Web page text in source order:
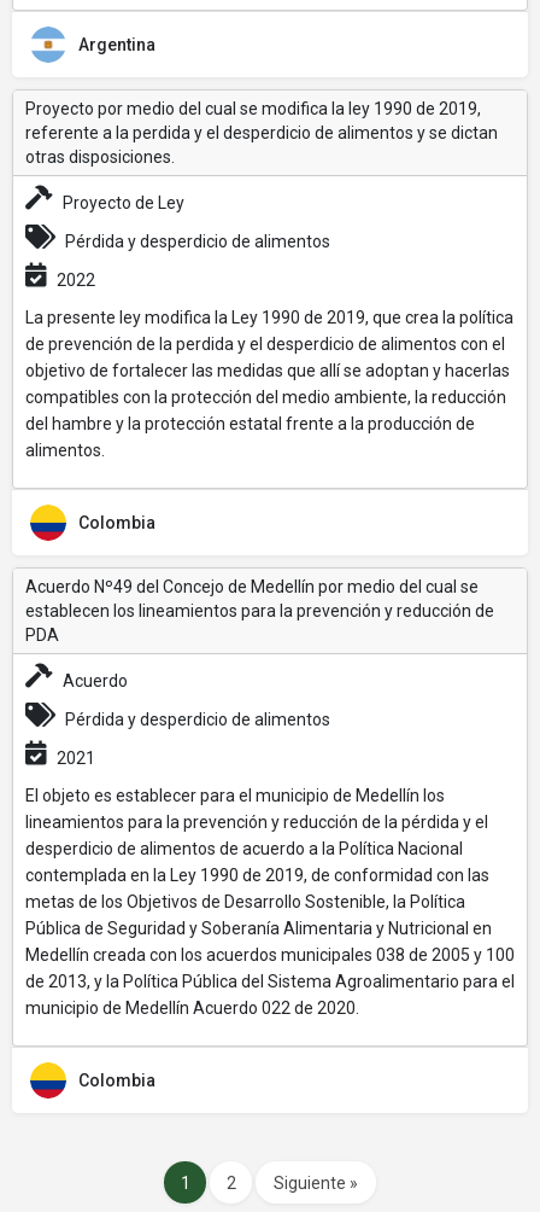
Argentina
Proyecto por medio del cual se modifica la ley 1990 de 2019,
referente a la perdida y el desperdicio de alimentos y se dictan
otras disposiciones.
Proyecto de Ley
Pérdida y desperdicio de alimentos
2022
La presente ley modifica la Ley 1990 de 2019, que crea la política
de prevención de la perdida y el desperdicio de alimentos con el
objetivo de fortalecer las medidas que allí se adoptan y hacerlas
compatibles con la protección del medio ambiente, la reducción
del hambre y la protección estatal frente a la producción de
alimentos.
Colombia
Acuerdo Nº49 del Concejo de Medellín por medio del cual se
establecen los lineamientos para la prevención y reducción de
PDA
Acuerdo
Pérdida y desperdicio de alimentos
2021
El objeto es establecer para el municipio de Medellín los
lineamientos para la prevención y reducción de la pérdida y el
desperdicio de alimentos de acuerdo a la Política Nacional
contemplada en la Ley 1990 de 2019, de conformidad con las
metas de los Objetivos de Desarrollo Sostenible, la Política
Pública de Seguridad y Soberanía Alimentaria y Nutricional en
Medellín creada con los acuerdos municipales 038 de 2005 y 100
de 2013, y la Política Pública del Sistema Agroalimentario para el
municipio de Medellín Acuerdo 022 de 2020.
Colombia
1 2 Siguiente »